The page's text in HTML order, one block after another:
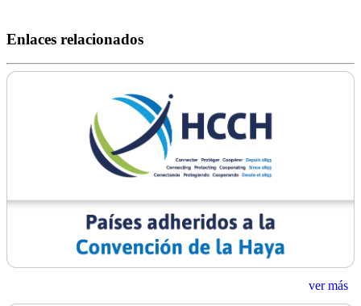
Enlaces relacionados
ver más